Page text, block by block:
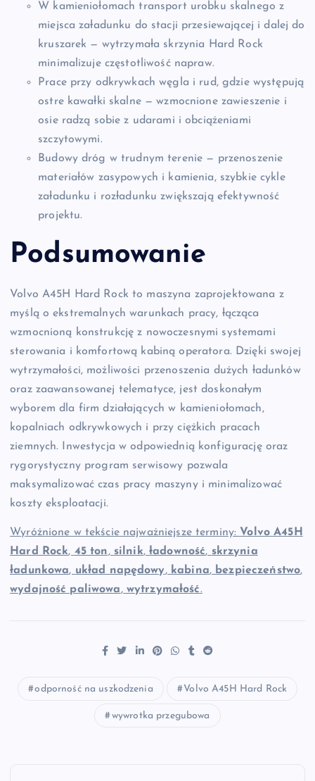
W kamieniołomach transport urobku skalnego z
miejsca załadunku do stacji przesiewającej i dalej do
kruszarek — wytrzymała skrzynia Hard Rock
minimalizuje częstotliwość napraw.
Prace przy odkrywkach węgla i rud, gdzie występują
ostre kawałki skalne — wzmocnione zawieszenie i
osie radzą sobie z udarami i obciążeniami
szczytowymi.
Budowy dróg w trudnym terenie — przenoszenie
materiałów zasypowych i kamienia, szybkie cykle
załadunku i rozładunku zwiększają efektywność
projektu.
Podsumowanie
Volvo A45H Hard Rock to maszyna zaprojektowana z
myślą o ekstremalnych warunkach pracy, łącząca
wzmocnioną konstrukcję z nowoczesnymi systemami
sterowania i komfortową kabiną operatora. Dzięki swojej
wytrzymałości, możliwości przenoszenia dużych ładunków
oraz zaawansowanej telematyce, jest doskonałym
wyborem dla firm działających w kamieniołomach,
kopalniach odkrywkowych i przy ciężkich pracach
ziemnych. Inwestycja w odpowiednią konfigurację oraz
rygorystyczny program serwisowy pozwala
maksymalizować czas pracy maszyny i minimalizować
koszty eksploatacji.
Wyróżnione w tekście najważniejsze terminy: Volvo A45H
Hard Rock, 45 ton, silnik, ładowność, skrzynia
ładunkowa, układ napędowy, kabina, bezpieczeństwo,
wydajność paliwowa, wytrzymałość.
odporność na uszkodzenia Volvo A45H Hard Rock
wywrotka przegubowa